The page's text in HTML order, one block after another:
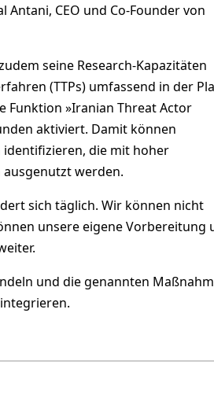
CEO und Co-Founder von
seine Research-Kapazitäten
(TTPs) umfassend in der
Funktion »Iranian Threat Actor
aktiviert. Damit können
identifizieren, die mit hoher
werden.
sich täglich. Wir können nicht
unsere eigene Vorbereitung
und die genannten